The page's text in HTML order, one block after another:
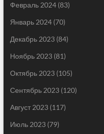
Февраль 2024(83)
Январь 2024(70)
Декабрь 2023(84)
Ноябрь 2023(81)
Октябрь 2023(105)
Сентябрь 2023(120)
Август 2023(117)
Июль 2023(79)